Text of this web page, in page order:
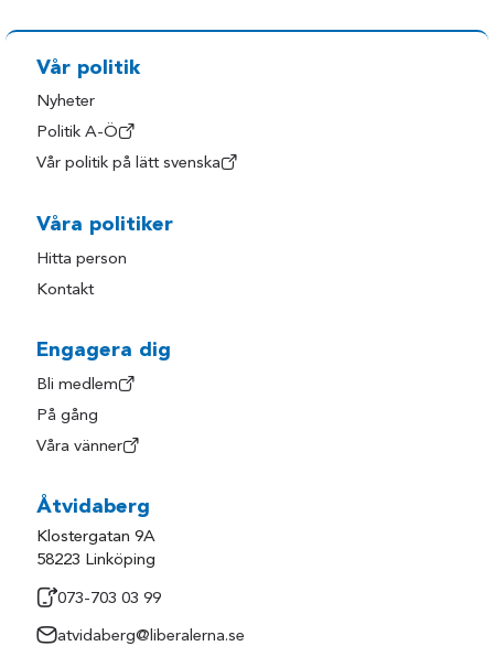
Vår politik
Nyheter
Politik A-Ö
Vår politik på lätt svenska
Våra politiker
Hitta person
Kontakt
Engagera dig
Bli medlem
På gång
Våra vänner
Åtvidaberg
Klostergatan 9A
58223 Linköping
073-703 03 99
atvidaberg@liberalerna.se